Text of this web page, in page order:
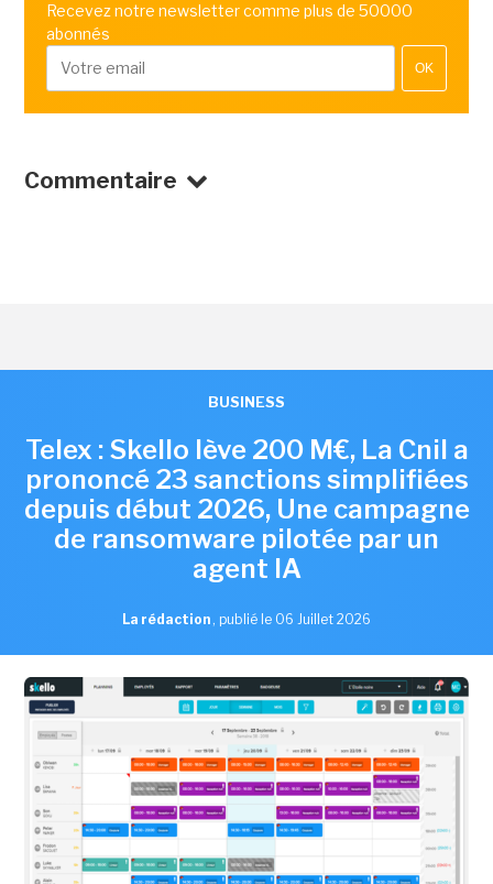
Recevez notre newsletter comme plus de 50000
abonnés
OK
Commentaire
BUSINESS
Telex : Skello lève 200 M€, La Cnil a
prononcé 23 sanctions simplifiées
depuis début 2026, Une campagne
de ransomware pilotée par un
agent IA
La rédaction , publié le 06 Juillet 2026